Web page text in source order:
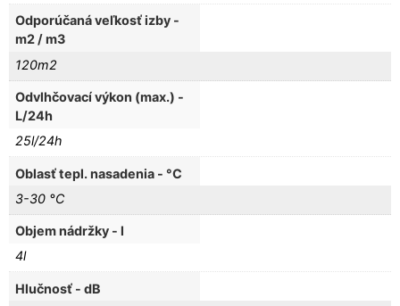
Odporúčaná veľkosť izby -
m2 / m3
120m2
Odvlhčovací výkon (max.) -
L/24h
25l/24h
Oblasť tepl. nasadenia - °C
3-30 °C
Objem nádržky - l
4l
Hlučnosť - dB